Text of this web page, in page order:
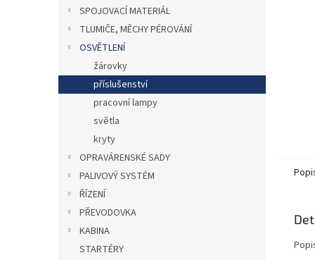
SPOJOVACÍ MATERIÁL
TLUMIČE, MĚCHY PÉROVÁNÍ
OSVĚTLENÍ
žárovky
příslušenství
pracovní lampy
světla
kryty
OPRAVÁRENSKÉ SADY
PALIVOVÝ SYSTÉM
ŘÍZENÍ
PŘEVODOVKA
KABINA
STARTÉRY